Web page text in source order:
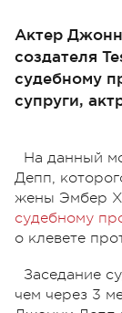
Актер
создателя
судебному
супруги,
На данный
Депп,
жены Эмбер
судебному
о клевете
Заседание
чем через 3